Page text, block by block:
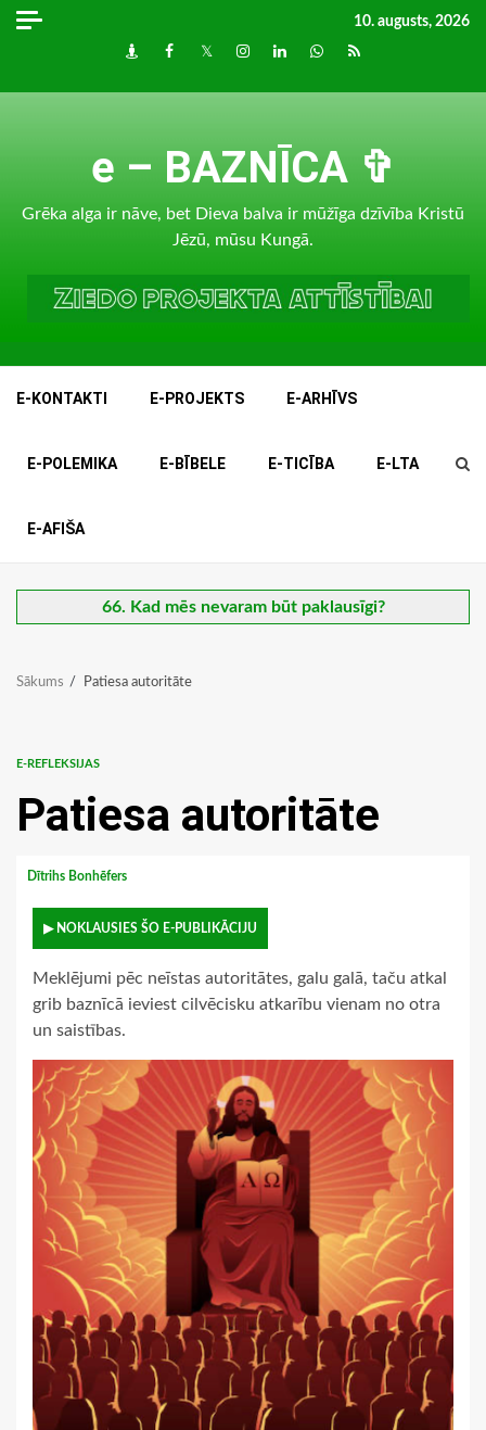
Skip
10. augusts, 2026
DraugiemFacebook
TwitterInstagram
LinkedInwhatsapp
RSS
e – BAZNĪCA ✞
Grēka alga ir nāve, bet Dieva balva ir mūžīga dzīvība Kristū
Jēzū, mūsu Kungā.
E-KONTAKTI E-PROJEKTS E-ARHĪVS
E-POLEMIKA E-BĪBELE E-TICĪBA E-LTA
E-AFIŠA
66. Kad mēs nevaram būt paklausīgi?
Sākums Patiesa autoritāte
E-REFLEKSIJAS
Patiesa autoritāte
Dītrihs Bonhēfers
▶ NOKLAUSIES ŠO E-PUBLIKĀCIJU
Meklējumi pēc neīstas autoritātes, galu galā, taču atkal
grib baznīcā ieviest cilvēcisku atkarību vienam no otra
un saistības.